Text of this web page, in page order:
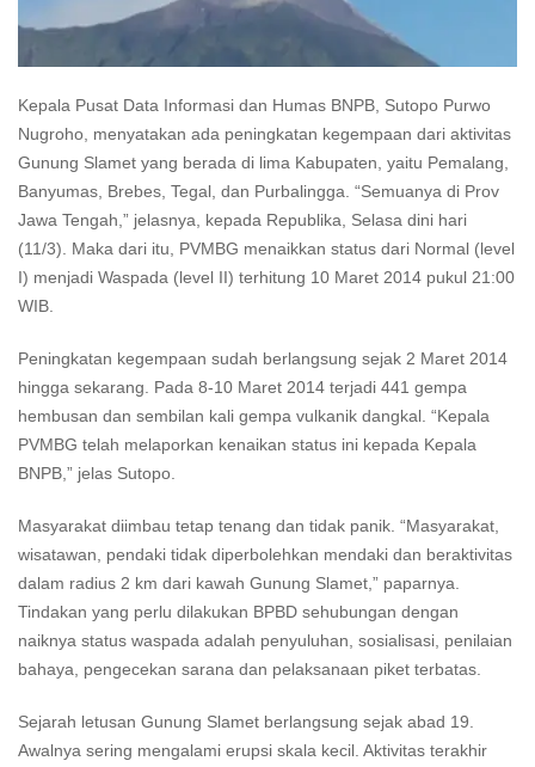
Kepala Pusat Data Informasi dan Humas BNPB, Sutopo Purwo
Nugroho, menyatakan ada peningkatan kegempaan dari aktivitas
Gunung Slamet yang berada di lima Kabupaten, yaitu Pemalang,
Banyumas, Brebes, Tegal, dan Purbalingga. “Semuanya di Prov
Jawa Tengah,” jelasnya, kepada Republika, Selasa dini hari
(11/3). Maka dari itu, PVMBG menaikkan status dari Normal (level
I) menjadi Waspada (level II) terhitung 10 Maret 2014 pukul 21:00
WIB.
Peningkatan kegempaan sudah berlangsung sejak 2 Maret 2014
hingga sekarang. Pada 8-10 Maret 2014 terjadi 441 gempa
hembusan dan sembilan kali gempa vulkanik dangkal. “Kepala
PVMBG telah melaporkan kenaikan status ini kepada Kepala
BNPB,” jelas Sutopo.
Masyarakat diimbau tetap tenang dan tidak panik. “Masyarakat,
wisatawan, pendaki tidak diperbolehkan mendaki dan beraktivitas
dalam radius 2 km dari kawah Gunung Slamet,” paparnya.
Tindakan yang perlu dilakukan BPBD sehubungan dengan
naiknya status waspada adalah penyuluhan, sosialisasi, penilaian
bahaya, pengecekan sarana dan pelaksanaan piket terbatas.
Sejarah letusan Gunung Slamet berlangsung sejak abad 19.
Awalnya sering mengalami erupsi skala kecil. Aktivitas terakhir